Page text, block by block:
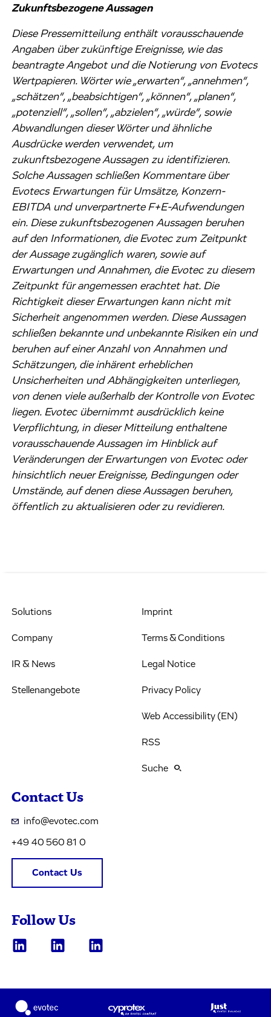
Zukunftsbezogene Aussagen
Diese Pressemitteilung enthält vorausschauende
Angaben über zukünftige Ereignisse, wie das
beantragte Angebot und die Notierung von Evotecs
Wertpapieren. Wörter wie „erwarten“, „annehmen“,
„schätzen“, „beabsichtigen“, „können“, „planen“,
„potenziell“, „sollen“, „abzielen“, „würde“, sowie
Abwandlungen dieser Wörter und ähnliche
Ausdrücke werden verwendet, um
zukunftsbezogene Aussagen zu identifizieren.
Solche Aussagen schließen Kommentare über
Evotecs Erwartungen für Umsätze, Konzern-
EBITDA und unverpartnerte F+E-Aufwendungen
ein. Diese zukunftsbezogenen Aussagen beruhen
auf den Informationen, die Evotec zum Zeitpunkt
der Aussage zugänglich waren, sowie auf
Erwartungen und Annahmen, die Evotec zu diesem
Zeitpunkt für angemessen erachtet hat. Die
Richtigkeit dieser Erwartungen kann nicht mit
Sicherheit angenommen werden. Diese Aussagen
schließen bekannte und unbekannte Risiken ein und
beruhen auf einer Anzahl von Annahmen und
Schätzungen, die inhärent erheblichen
Unsicherheiten und Abhängigkeiten unterliegen,
von denen viele außerhalb der Kontrolle von Evotec
liegen. Evotec übernimmt ausdrücklich keine
Verpflichtung, in dieser Mitteilung enthaltene
vorausschauende Aussagen im Hinblick auf
Veränderungen der Erwartungen von Evotec oder
hinsichtlich neuer Ereignisse, Bedingungen oder
Umstände, auf denen diese Aussagen beruhen,
öffentlich zu aktualisieren oder zu revidieren.
Solutions
Company
IR & News
Stellenangebote
Imprint
Terms & Conditions
Legal Notice
Privacy Policy
Web Accessibility (EN)
RSS
Suche
Contact Us
info@evotec.com
+49 40 560 81 0
Contact Us
Follow Us